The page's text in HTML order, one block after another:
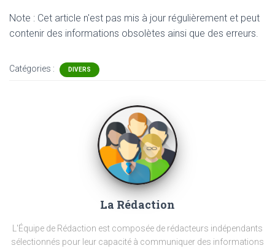
Note : Cet article n'est pas mis à jour régulièrement et peut
contenir des informations obsolètes ainsi que des erreurs.
Catégories : DIVERS
La Rédaction
L'Équipe de Rédaction est composée de rédacteurs indépendants
sélectionnés pour leur capacité à communiquer des informations